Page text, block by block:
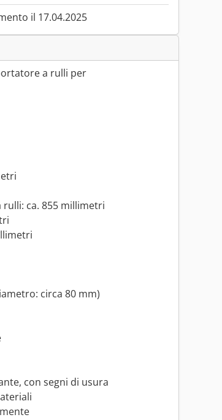
il 17.04.2025
a rulli per
ca. 855 millimetri
circa 80 mm)
con segni di usura